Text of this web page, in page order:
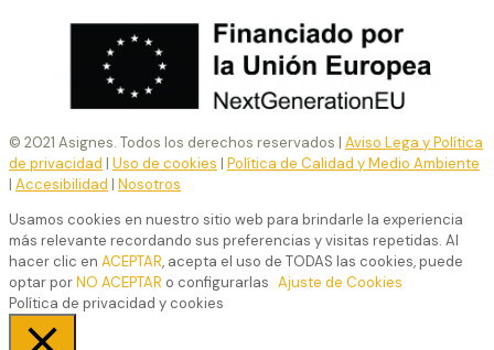
© 2021 Asignes. Todos los derechos reservados | Aviso Lega y Política
de privacidad | Uso de cookies | Política de Calidad y Medio Ambiente
| Accesibilidad | Nosotros
Usamos cookies en nuestro sitio web para brindarle la experiencia
más relevante recordando sus preferencias y visitas repetidas. Al
hacer clic en ACEPTAR, acepta el uso de TODAS las cookies, puede
optar porNO ACEPTAR o configurarlas Ajuste de Cookies
Política de privacidad y cookies